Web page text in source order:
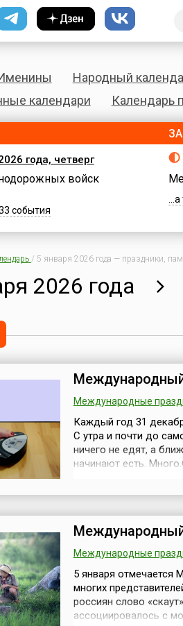
Народный
календари
Календарь
года, четверг
войск
события
/ 5 января 2026 года — праздники,
2026 года
Международные
Каждый год 31
С утра и почти до
ничего не едят, а
начинают есть.
Международные
5 января отмечается
многих
россиян слово
ассоциировалось с